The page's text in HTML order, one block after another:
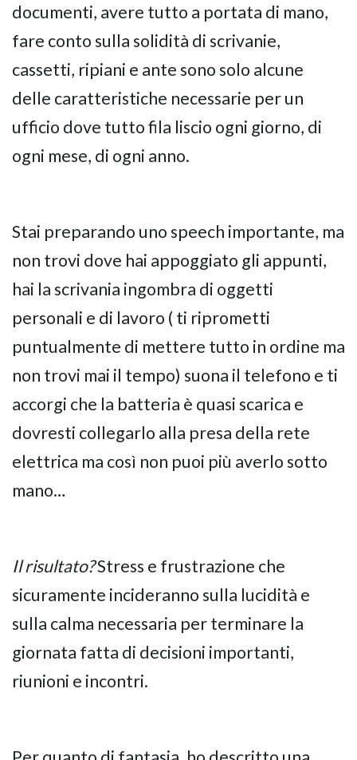
documenti, avere tutto a portata di mano,
fare conto sulla solidità di scrivanie,
cassetti, ripiani e ante sono solo alcune
delle caratteristiche necessarie per un
ufficio dove tutto fila liscio ogni giorno, di
ogni mese, di ogni anno.
Stai preparando uno speech importante, ma
non trovi dove hai appoggiato gli appunti,
hai la scrivania ingombra di oggetti
personali e di lavoro ( ti riprometti
puntualmente di mettere tutto in ordine ma
non trovi mai il tempo) suona il telefono e ti
accorgi che la batteria è quasi scarica e
dovresti collegarlo alla presa della rete
elettrica ma così non puoi più averlo sotto
mano…
Il risultato?Stress e frustrazione che
sicuramente incideranno sulla lucidità e
sulla calma necessaria per terminare la
giornata fatta di decisioni importanti,
riunioni e incontri.